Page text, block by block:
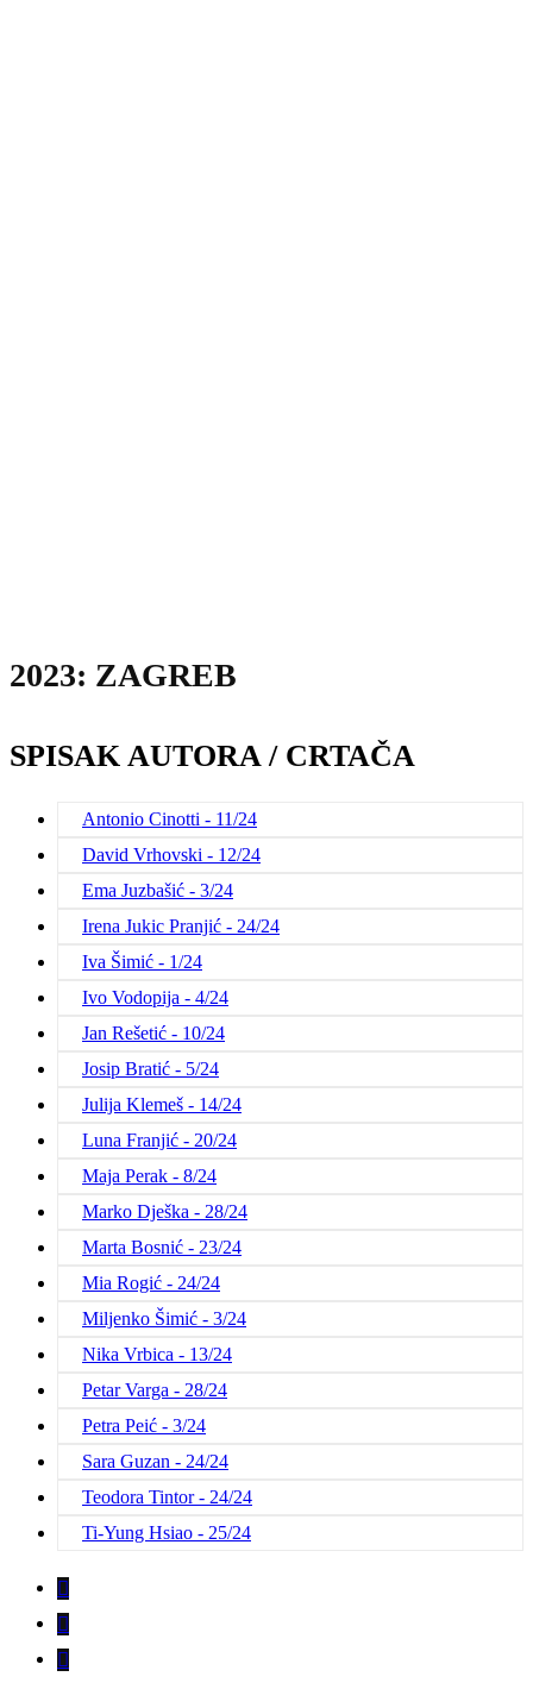
2023: ZAGREB
SPISAK AUTORA / CRTAČA
Antonio Cinotti - 11/24
David Vrhovski - 12/24
Ema Juzbašić - 3/24
Irena Jukic Pranjić - 24/24
Iva Šimić - 1/24
Ivo Vodopija - 4/24
Jan Rešetić - 10/24
Josip Bratić - 5/24
Julija Klemeš - 14/24
Luna Franjić - 20/24
Maja Perak - 8/24
Marko Dješka - 28/24
Marta Bosnić - 23/24
Mia Rogić - 24/24
Miljenko Šimić - 3/24
Nika Vrbica - 13/24
Petar Varga - 28/24
Petra Peić - 3/24
Sara Guzan - 24/24
Teodora Tintor - 24/24
Ti-Yung Hsiao - 25/24